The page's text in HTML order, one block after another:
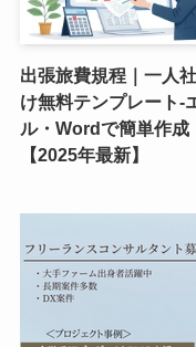
出張旅費規程｜一人
け無料テンプレート-
ル・Wordで簡単作成
【2025年最新】